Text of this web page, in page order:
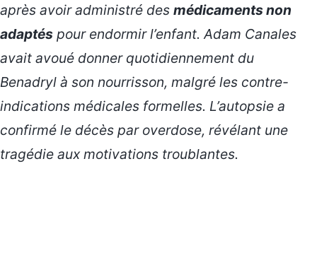
après avoir administré des médicaments non
adaptés pour endormir l’enfant. Adam Canales
avait avoué donner quotidiennement du
Benadryl à son nourrisson, malgré les contre-
indications médicales formelles. L’autopsie a
confirmé le décès par overdose, révélant une
tragédie aux motivations troublantes.